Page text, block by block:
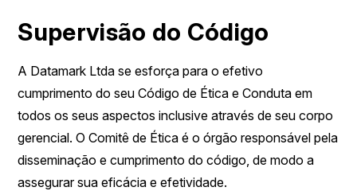
Supervisão do Código
A Datamark Ltda se esforça para o efetivo
cumprimento do seu Código de Ética e Conduta em
todos os seus aspectos inclusive através de seu corpo
gerencial. O Comitê de Ética é o órgão responsável pela
disseminação e cumprimento do código, de modo a
assegurar sua eficácia e efetividade.